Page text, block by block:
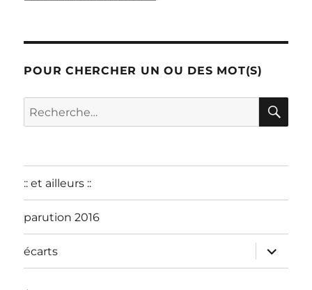
POUR CHERCHER UN OU DES MOT(S)
Recherche
pour :
:: et ailleurs ::
parution 2016
écarts
ouvrir
le
sous-